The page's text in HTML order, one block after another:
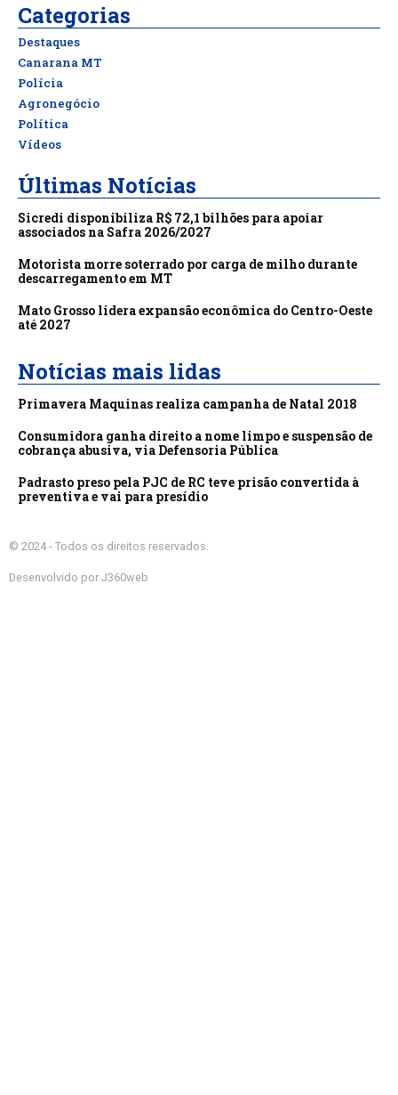
Categorias
Destaques
Canarana MT
Polícia
Agronegócio
Política
Vídeos
Últimas Notícias
Sicredi disponibiliza R$ 72,1 bilhões para apoiar
associados na Safra 2026/2027
Motorista morre soterrado por carga de milho durante
descarregamento em MT
Mato Grosso lidera expansão econômica do Centro-Oeste
até 2027
Notícias mais lidas
Primavera Maquinas realiza campanha de Natal 2018
Consumidora ganha direito a nome limpo e suspensão de
cobrança abusiva, via Defensoria Pública
Padrasto preso pela PJC de RC teve prisão convertida à
preventiva e vai para presídio
© 2024 - Todos os direitos reservados.
Desenvolvido por J360web